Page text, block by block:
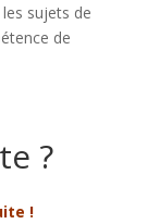
sujets de
de
?
!